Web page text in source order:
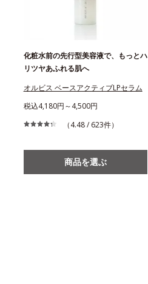
化粧水前の先行型美容液で、もっとハ
リツヤあふれる肌へ
オルビス ベースアクティブLPセラム
税込4,180円～4,500円
（4.48 / 623件）
商品を選ぶ